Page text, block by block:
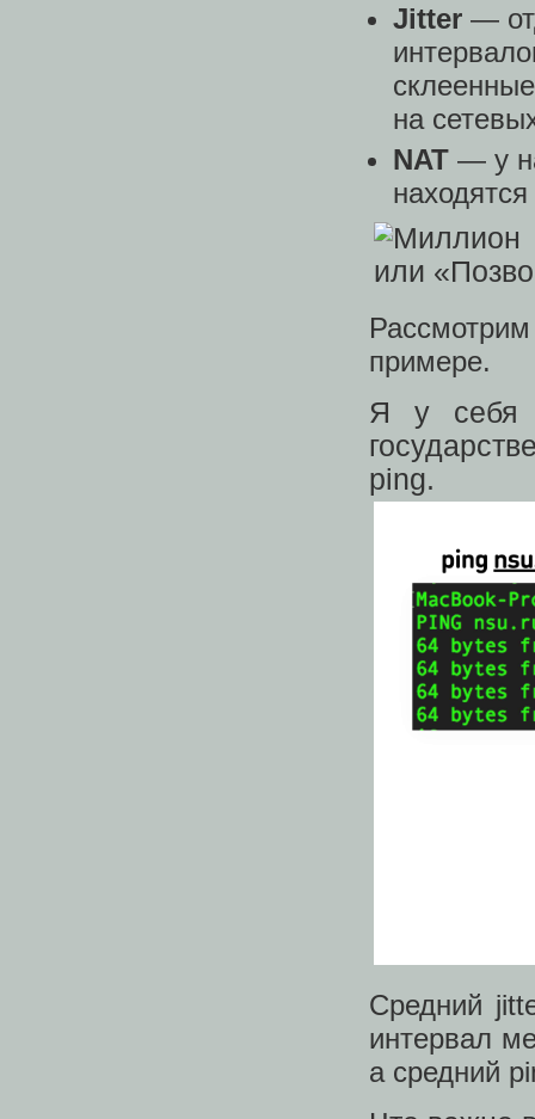
Jitter —
на
NAT — у
примере.
Я у себя
ping.
Средний
интервал
а средний